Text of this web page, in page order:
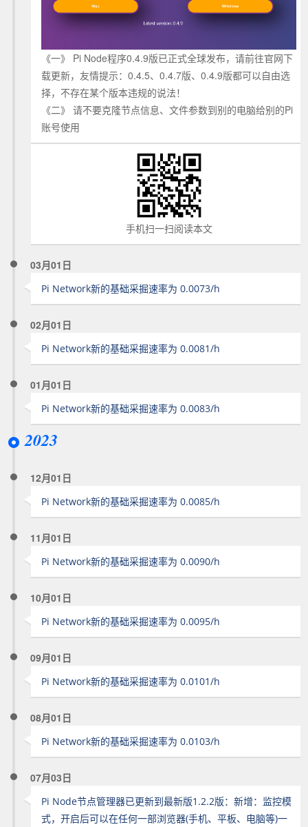
《一》 Pi Node程序0.4.9版已正式全球发布，请前往官网下
载更新，友情提示：0.4.5、0.4.7版、0.4.9版都可以自由选
择，不存在某个版本违规的说法！
《二》 请不要克隆节点信息、文件参数到别的电脑给别的Pi
账号使用
手机扫一扫阅读本文
03月01日
Pi Network新的基础采掘速率为 0.0073/h
02月01日
Pi Network新的基础采掘速率为 0.0081/h
01月01日
Pi Network新的基础采掘速率为 0.0083/h
2023
12月01日
Pi Network新的基础采掘速率为 0.0085/h
11月01日
Pi Network新的基础采掘速率为 0.0090/h
10月01日
Pi Network新的基础采掘速率为 0.0095/h
09月01日
Pi Network新的基础采掘速率为 0.0101/h
08月01日
Pi Network新的基础采掘速率为 0.0103/h
07月03日
Pi Node节点管理器已更新到最新版1.2.2版：新增：监控模
式，开启后可以在任何一部浏览器(手机、平板、电脑等)一